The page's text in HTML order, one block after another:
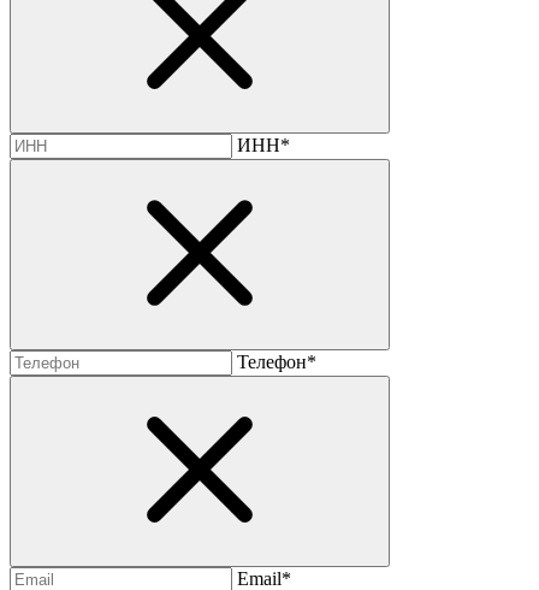
ИНН*
Телефон*
Email*